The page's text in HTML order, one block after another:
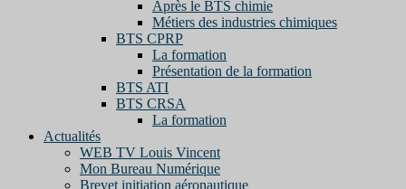
Après le BTS chimie
Métiers des industries chimiques
BTS CPRP
La formation
Présentation de la formation
BTS ATI
BTS CRSA
La formation
Actualités
WEB TV Louis Vincent
Mon Bureau Numérique
Brevet initiation aéronautique